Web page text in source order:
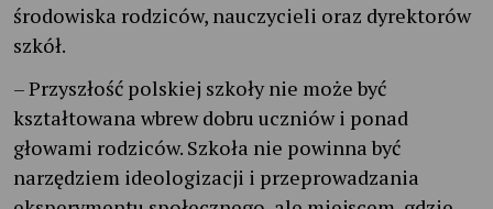
środowiska rodziców, nauczycieli oraz dyrektorów
szkół.
– Przyszłość polskiej szkoły nie może być
kształtowana wbrew dobru uczniów i ponad
głowami rodziców. Szkoła nie powinna być
narzędziem ideologizacji i przeprowadzania